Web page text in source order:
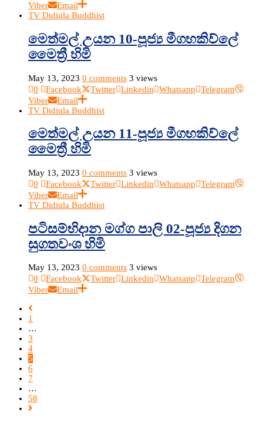
Viber
Email
TV Didiula Buddhist
මෙත්මල් උයන 10-පූජ්‍ය මීගහකිව්ලේ
මෛත්‍රී හිමි
May 13, 2023 0 comments 3 views
0
Facebook Twitter Linkedin Whatsapp
Telegram
Viber
Email
TV Didiula Buddhist
මෙත්මල් උයන 11-පූජ්‍ය මීගහකිව්ලේ
මෛත්‍රී හිමි
May 13, 2023 0 comments 3 views
0
Facebook Twitter Linkedin Whatsapp
Telegram
Viber
Email
TV Didiula Buddhist
පටිසම්භිදාන මග්ග පාලි 02-පූජ්‍ය දිගන
සුගතවංශ හිමි
May 13, 2023 0 comments 3 views
0
Facebook Twitter Linkedin Whatsapp
Telegram
Viber
Email
1
…
3
4
5
6
7
…
58